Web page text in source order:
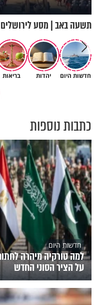
תשעה באב | מסע
חדשות היום יהדות בריאות
כתבות נוספות
חדשות היום
למה טורקיה מיהרה
על הציר הסוני החדש